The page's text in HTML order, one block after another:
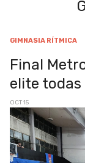
GIMNASIA RÍTMICA
Final
elite todas
OCT 15